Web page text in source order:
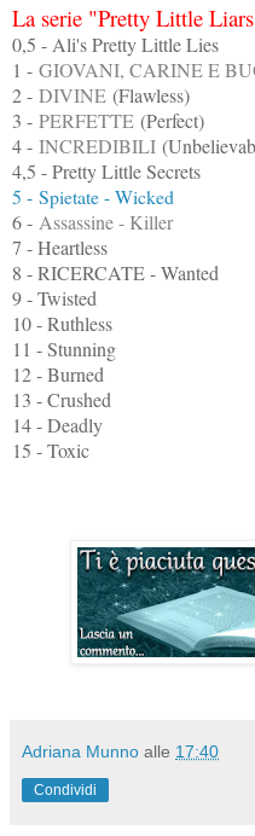
La serie "Pretty Little
0,5 - Ali's Pretty Little Lies
1 - GIOVANI, CARINE E
2 - DIVINE (Flawless)
3 - PERFETTE (Perfect)
4 - INCREDIBILI
4,5 - Pretty Little Secrets
5 - Spietate - Wicked
6 - Assassine - Killer
7 - Heartless
8 - RICERCATE - Wanted
9 - Twisted
10 - Ruthless
11 - Stunning
12 - Burned
13 - Crushed
14 - Deadly
15 - Toxic
Adriana Munno alle 17:40
Condividi